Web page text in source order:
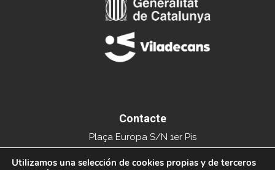
Contacte
Plaça Europa S/N 1er Pis
Edifici del Mercat Municipal
Utilizamos una selección de cookies propias y de terceros